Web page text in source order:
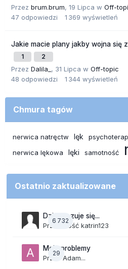
Przez brum.brum, 19 Lipca w Off-
47 odpowiedzi 1 369 wyświetleń
Jakie macie plany jakby wojna się
1 2
Przez Dalila_ , 31 Lipca w Off-topic
48 odpowiedzi 1 344 wyświetleń
Chmura tagów
nerwica natręctw lęk
nerwica lękowa lęki samotność
Ostatnio zaktualizowane
6 732
Dzisiaj czuje się...
Przez Gość katrin123
29
Moje problemy
Przez Adam...